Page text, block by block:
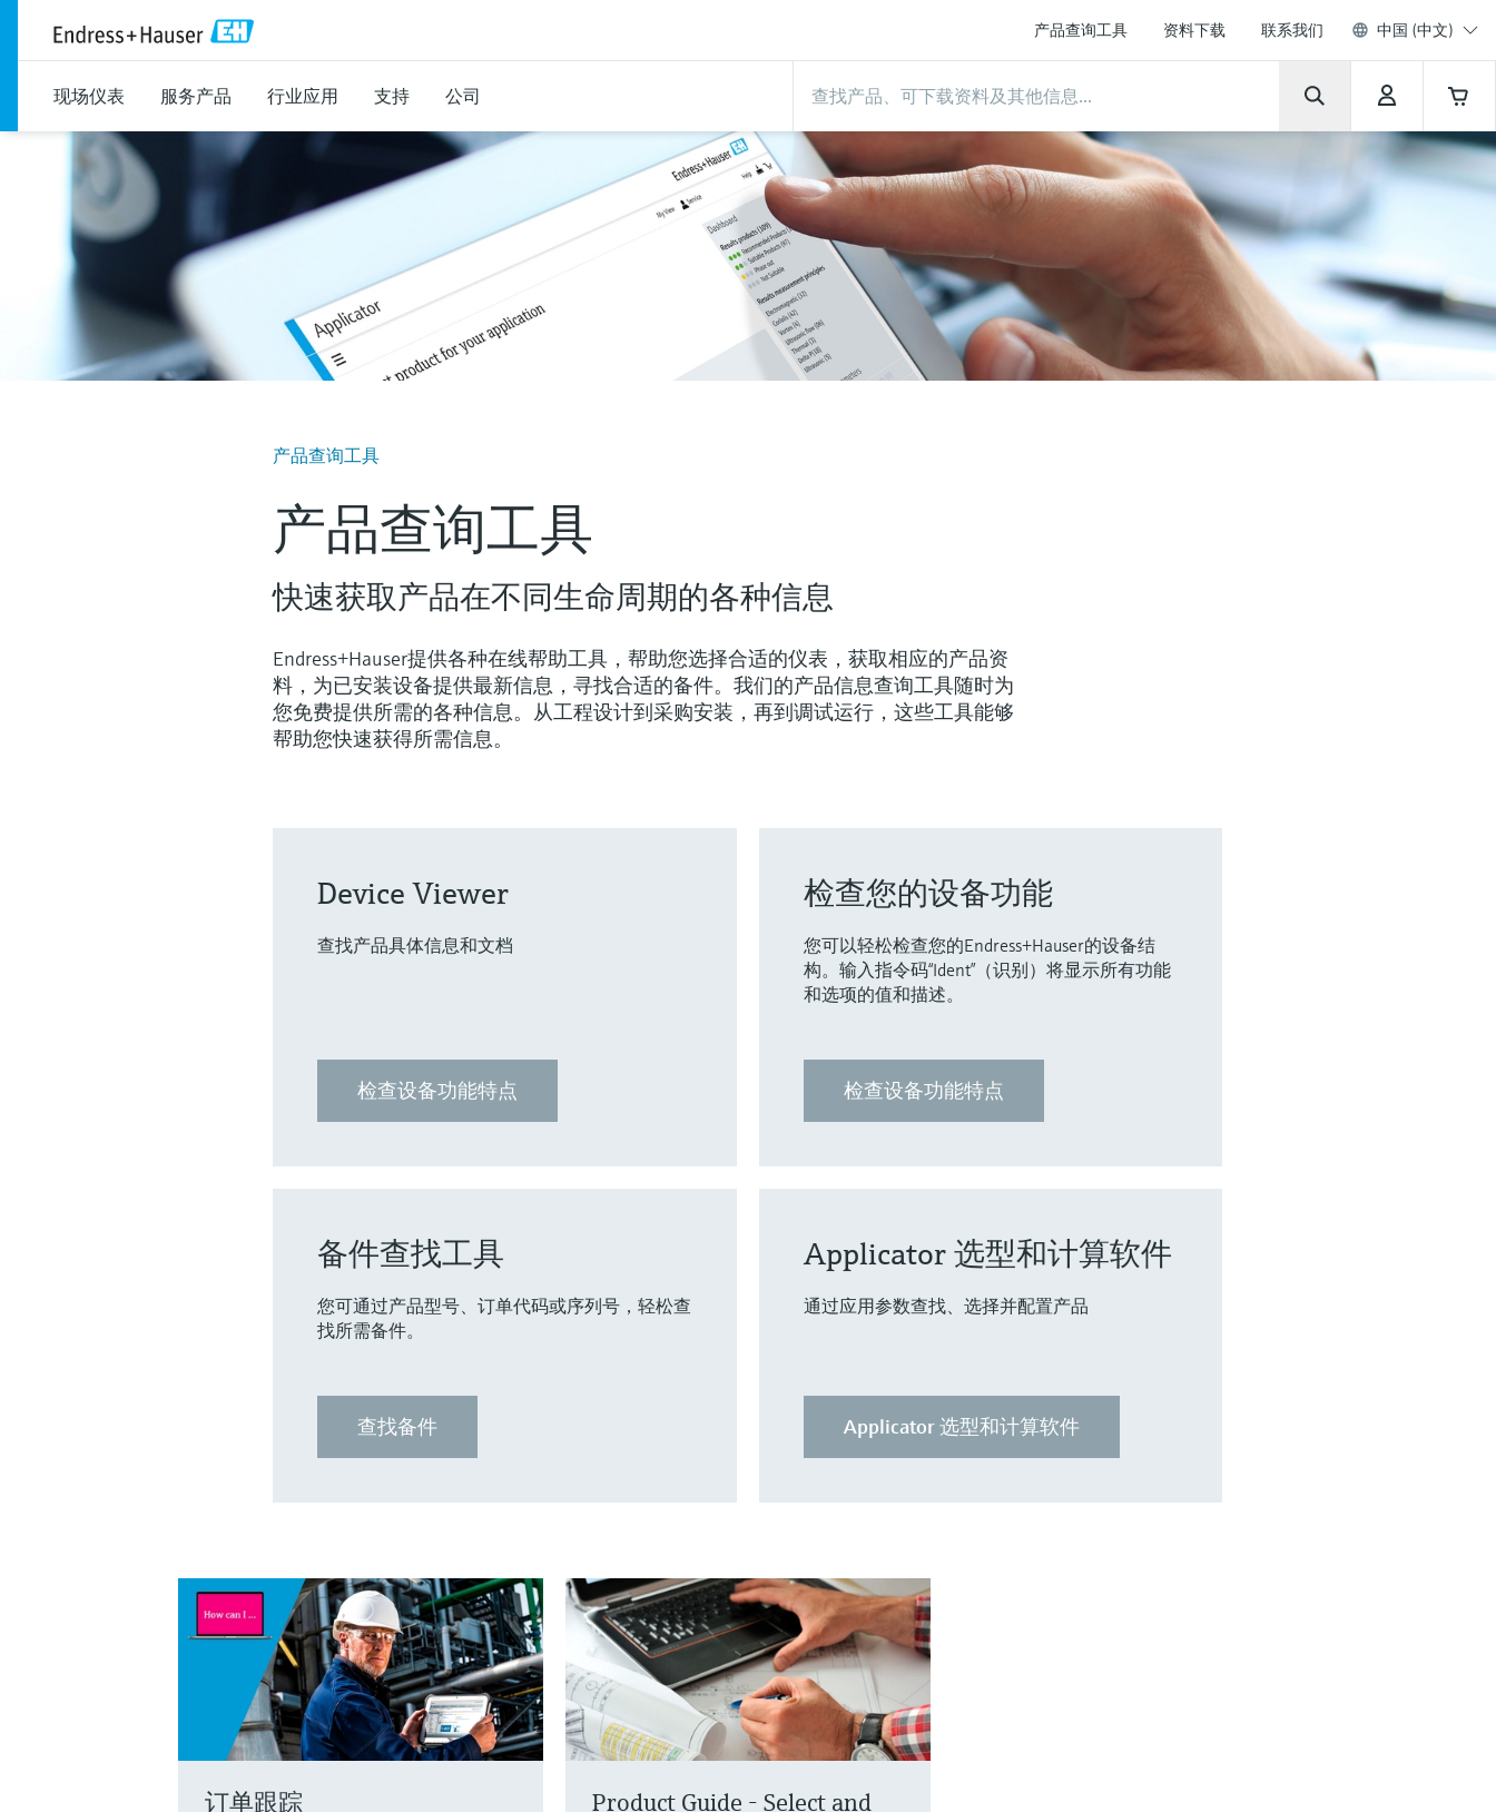
产品查询工具 资料下载 联系我们 中国 (中文)
现场仪表 服务产品 行业应用 支持 公司
产品查询工具
产品查询工具
快速获取产品在不同生命周期的各种信息
Endress+Hauser提供各种在线帮助工具，帮助您选择合适的仪表，获取相应的产品资
料，为已安装设备提供最新信息，寻找合适的备件。我们的产品信息查询工具随时为
您免费提供所需的各种信息。从工程设计到采购安装，再到调试运行，这些工具能够
帮助您快速获得所需信息。
Device Viewer
查找产品具体信息和文档
检查设备功能特点
检查您的设备功能
您可以轻松检查您的Endress+Hauser的设备结
构。输入指令码“Ident”（识别）将显示所有功能
和选项的值和描述。
检查设备功能特点
备件查找工具
您可通过产品型号、订单代码或序列号，轻松查
找所需备件。
查找备件
Applicator 选型和计算软件
通过应用参数查找、选择并配置产品
Applicator 选型和计算软件
订单跟踪
Product Guide - Select and